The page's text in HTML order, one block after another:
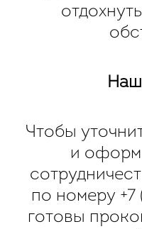
Чтобы
и
по номеру +7
готовы